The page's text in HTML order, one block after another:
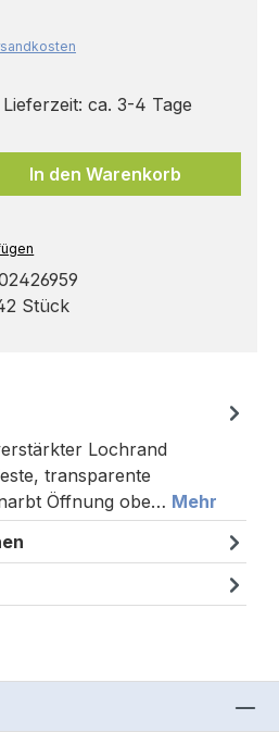
ca. 3-4 Tage
Gib den
In den Warenkorb
Stück
Lochrand
transparente
Öffnung obe… Mehr